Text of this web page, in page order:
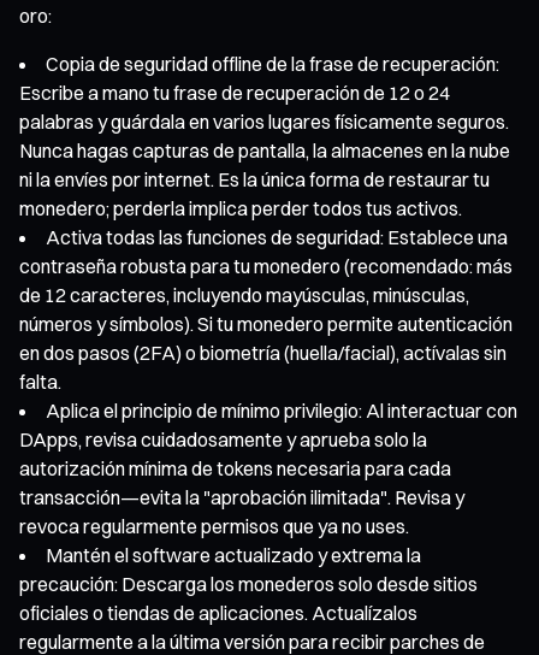
oro:
Copia de seguridad offline de la frase de recuperación:
Escribe a mano tu frase de recuperación de 12 o 24
palabras y guárdala en varios lugares físicamente seguros.
Nunca hagas capturas de pantalla, la almacenes en la nube
ni la envíes por internet. Es la única forma de restaurar tu
monedero; perderla implica perder todos tus activos.
Activa todas las funciones de seguridad: Establece una
contraseña robusta para tu monedero (recomendado: más
de 12 caracteres, incluyendo mayúsculas, minúsculas,
números y símbolos). Si tu monedero permite autenticación
en dos pasos (2FA) o biometría (huella/facial), actívalas sin
falta.
Aplica el principio de mínimo privilegio: Al interactuar con
DApps, revisa cuidadosamente y aprueba solo la
autorización mínima de tokens necesaria para cada
transacción—evita la "aprobación ilimitada". Revisa y
revoca regularmente permisos que ya no uses.
Mantén el software actualizado y extrema la
precaución: Descarga los monederos solo desde sitios
oficiales o tiendas de aplicaciones. Actualízalos
regularmente a la última versión para recibir parches de